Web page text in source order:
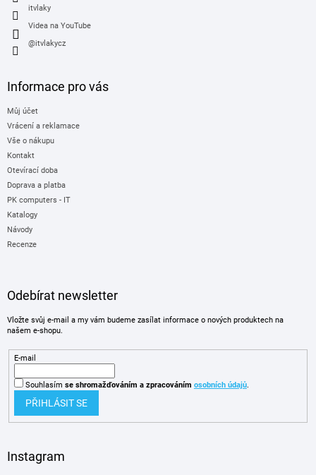
itvlaky
Videa na YouTube
@itvlakycz
Informace pro vás
Můj účet
Vrácení a reklamace
Vše o nákupu
Kontakt
Otevírací doba
Doprava a platba
PK computers - IT
Katalogy
Návody
Recenze
Odebírat newsletter
Vložte svůj e-mail a my vám budeme zasílat informace o nových produktech na
našem e-shopu.
E-mail
Souhlasím se shromažďováním a zpracováním osobních údajů.
PŘIHLÁSIT SE
Instagram